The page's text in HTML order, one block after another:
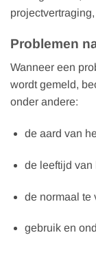
Problemen
Wanneer een
wordt gemeld,
onder andere:
de aard van
de leeftijd van
de normaal te
gebruik en